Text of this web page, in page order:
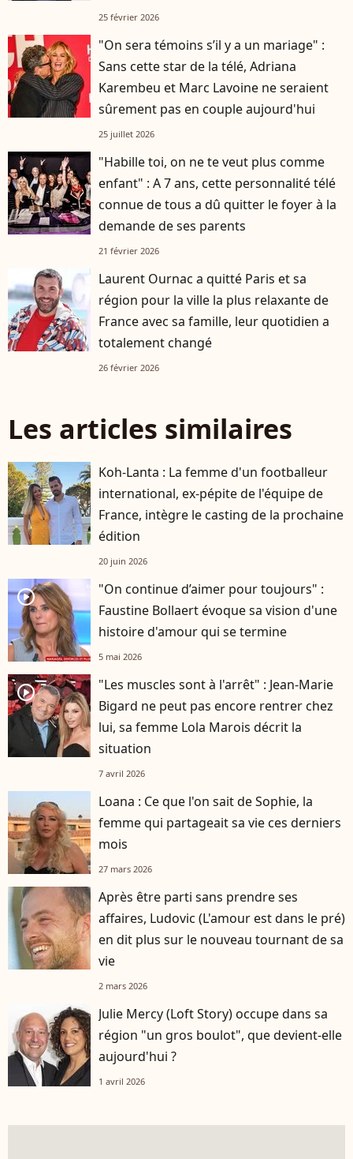
25 février 2026
"On sera témoins s’il y a un mariage" :
Sans cette star de la télé, Adriana
Karembeu et Marc Lavoine ne seraient
sûrement pas en couple aujourd'hui
25 juillet 2026
"Habille toi, on ne te veut plus comme
enfant" : A 7 ans, cette personnalité télé
connue de tous a dû quitter le foyer à la
demande de ses parents
21 février 2026
Laurent Ournac a quitté Paris et sa
région pour la ville la plus relaxante de
France avec sa famille, leur quotidien a
totalement changé
26 février 2026
Les articles similaires
Koh-Lanta : La femme d'un footballeur
international, ex-pépite de l'équipe de
France, intègre le casting de la prochaine
édition
20 juin 2026
player2
"On continue d’aimer pour toujours" :
Faustine Bollaert évoque sa vision d'une
histoire d'amour qui se termine
5 mai 2026
player2
"Les muscles sont à l'arrêt" : Jean-Marie
Bigard ne peut pas encore rentrer chez
lui, sa femme Lola Marois décrit la
situation
7 avril 2026
Loana : Ce que l'on sait de Sophie, la
femme qui partageait sa vie ces derniers
mois
27 mars 2026
Après être parti sans prendre ses
affaires, Ludovic (L'amour est dans le pré)
en dit plus sur le nouveau tournant de sa
vie
2 mars 2026
Julie Mercy (Loft Story) occupe dans sa
région "un gros boulot", que devient-elle
aujourd'hui ?
1 avril 2026